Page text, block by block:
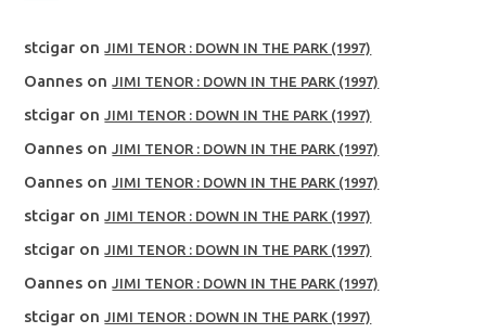
stcigar onJIMI TENOR : DOWN IN THE PARK (1997)
Oannes onJIMI TENOR : DOWN IN THE PARK (1997)
stcigar onJIMI TENOR : DOWN IN THE PARK (1997)
Oannes onJIMI TENOR : DOWN IN THE PARK (1997)
Oannes onJIMI TENOR : DOWN IN THE PARK (1997)
stcigar onJIMI TENOR : DOWN IN THE PARK (1997)
stcigar onJIMI TENOR : DOWN IN THE PARK (1997)
Oannes onJIMI TENOR : DOWN IN THE PARK (1997)
stcigar onJIMI TENOR : DOWN IN THE PARK (1997)